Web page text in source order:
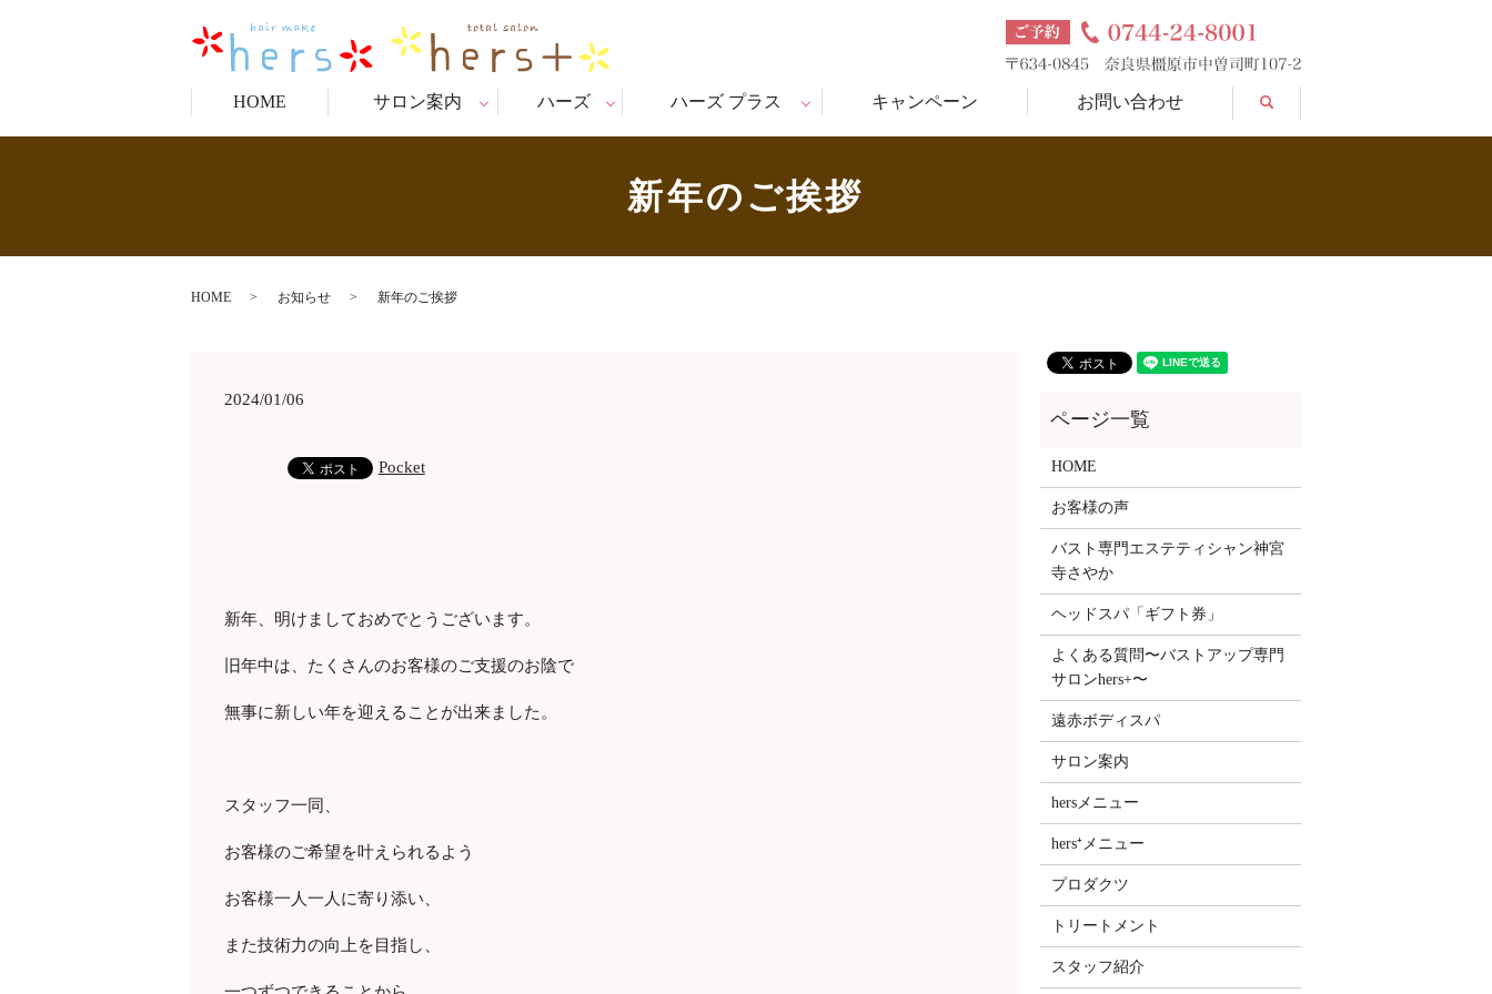
HOME サロン案内 ハーズ ハーズ プラス キャンペーン お問い合わせ search
新年のご挨拶
HOME お知らせ 新年のご挨拶
2024/01/06
Pocket
新年、明けましておめでとうございます。
旧年中は、たくさんのお客様のご支援のお陰で
無事に新しい年を迎えることが出来ました。
スタッフ一同、
お客様のご希望を叶えられるよう
お客様一人一人に寄り添い、
また技術力の向上を目指し、
HOME
お客様の声
バスト専門エステティシャン神宮
寺さやか
ヘッドスパ「ギフト券」
よくある質問〜バストアップ専門
サロンhers+〜
遠赤ボディスパ
サロン案内
hersメニュー
hers⁺メニュー
プロダクツ
トリートメント
スタッフ紹介